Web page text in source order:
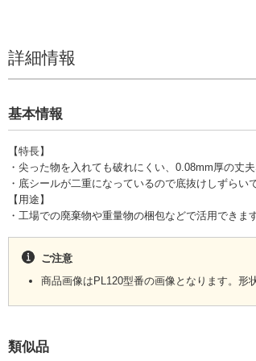
詳細情報
基本情報
【特長】
・尖った物を入れても破れにくい、0.08mm厚の丈
・底シールが二重になっているので底抜けしずらい
【用途】
・工場での廃棄物や重量物の梱包などで活用できま
ご注意
商品画像はPL120型番の画像となります。形
類似品